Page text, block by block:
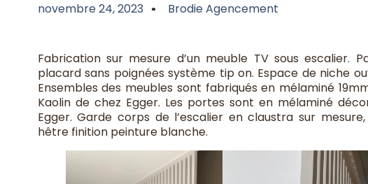
novembre 24, 2023 Brodie Agencement
Fabrication sur mesure d’un meuble TV sous escalier.
placard sans poignées système tip on. Espace de niche
Ensembles des meubles sont fabriqués en mélaminé
Kaolin de chez Egger. Les portes sont en mélaminé
Egger. Garde corps de l’escalier en claustra sur
hêtre finition peinture blanche.